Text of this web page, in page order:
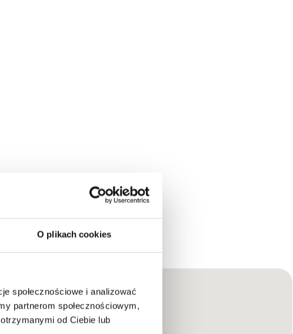
O plikach cookies
społecznościowe i analizować
partnerom społecznościowym,
od Ciebie lub